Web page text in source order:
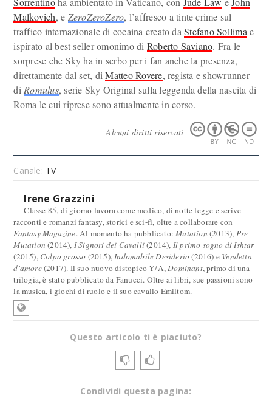
Malkovich, e ZeroZeroZero, l’affresco a tinte crime sul
traffico internazionale di cocaina creato daStefano Sollima e
ispirato al best seller omonimo di Roberto Saviano. Fra le
sorprese che Sky ha in serbo per i fan anche la presenza,
direttamente dal set, diMatteo Rovere, regista e showrunner
di Romulus, serie Sky Original sulla leggenda della nascita di
Roma le cui riprese sono attualmente in corso.
Alcuni diritti riservati
Canale: TV
Irene Grazzini
Classe 85, di giorno lavora come medico, di notte legge e scrive
racconti e romanzi fantasy, storici e sci-fi, oltre a collaborare con
Fantasy Magazine. Al momento ha pubblicato:Mutation (2013), Pre-
Mutation (2014), I Signori dei Cavalli(2014), Il primo sogno di Ishtar
(2015), Colpo grosso (2015),Indomabile Desiderio (2016) e Vendetta
d'amore(2017). Il suo nuovo distopico Y/A,Dominant, primo di una
trilogia, è stato pubblicato da Fanucci. Oltre ai libri, sue passioni sono
la musica, i giochi di ruolo e il suo cavallo Emiltom.
Questo articolo ti è piaciuto?
Condividi questa pagina: